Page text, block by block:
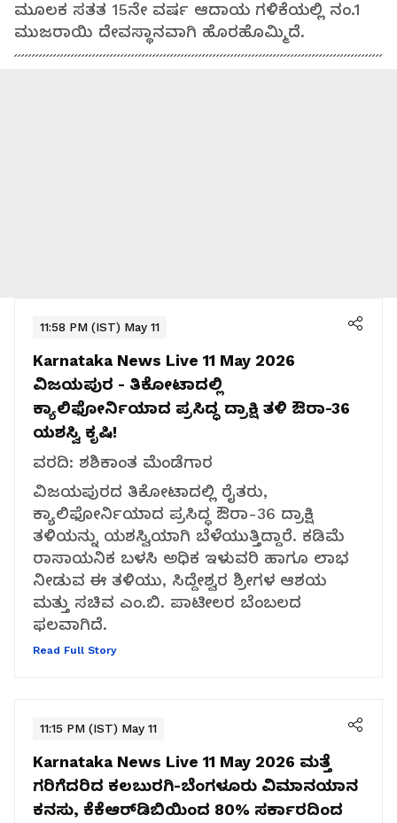
ಮೂಲಕ ಸತತ 15ನೇ ವರ್ಷ ಆದಾಯ ಗಳಿಕೆಯಲ್ಲಿ ನಂ.1
ಮುಜರಾಯಿ ದೇವಸ್ಥಾನವಾಗಿ ಹೊರಹೊಮ್ಮಿದೆ.
11:58 PM (IST) May 11
Karnataka News Live 11 May 2026
ವಿಜಯಪುರ - ತಿಕೋಟಾದಲ್ಲಿ
ಕ್ಯಾಲಿಫೋರ್ನಿಯಾದ ಪ್ರಸಿದ್ಧ ದ್ರಾಕ್ಷಿ ತಳಿ ಔರಾ-36
ಯಶಸ್ವಿ ಕೃಷಿ!
ವರದಿ: ಶಶಿಕಾಂತ ಮೆಂಡೆಗಾರ
ವಿಜಯಪುರದ ತಿಕೋಟಾದಲ್ಲಿ ರೈತರು,
ಕ್ಯಾಲಿಫೋರ್ನಿಯಾದ ಪ್ರಸಿದ್ಧ ಔರಾ-36 ದ್ರಾಕ್ಷಿ
ತಳಿಯನ್ನು ಯಶಸ್ವಿಯಾಗಿ ಬೆಳೆಯುತ್ತಿದ್ದಾರೆ. ಕಡಿಮೆ
ರಾಸಾಯನಿಕ ಬಳಸಿ ಅಧಿಕ ಇಳುವರಿ ಹಾಗೂ ಲಾಭ
ನೀಡುವ ಈ ತಳಿಯು, ಸಿದ್ದೇಶ್ವರ ಶ್ರೀಗಳ ಆಶಯ
ಮತ್ತು ಸಚಿವ ಎಂ.ಬಿ. ಪಾಟೀಲರ ಬೆಂಬಲದ
ಫಲವಾಗಿದೆ.
Read Full Story
11:15 PM (IST) May 11
Karnataka News Live 11 May 2026 ಮತ್ತೆ
ಗರಿಗೆದರಿದ ಕಲಬುರಗಿ-ಬೆಂಗಳೂರು ವಿಮಾನಯಾನ
ಕನಸು, ಕೆಕೆಆರ್‌ಡಿಬಿಯಿಂದ 80% ಸರ್ಕಾರದಿಂದ